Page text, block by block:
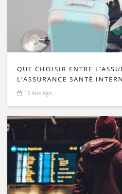
QUE CHOISIR ENTRE
L’ASSURANCE SANTÉ
13 Ans Ago